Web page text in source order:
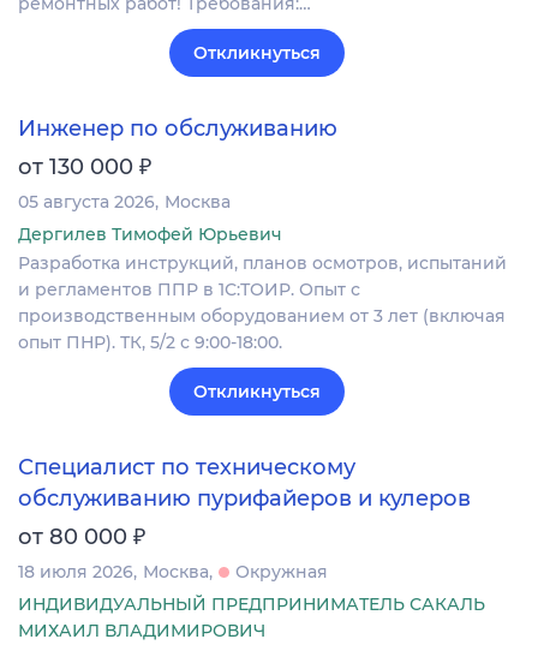
Откликнуться
Инженер по обслуживанию
от 130 000 ₽
05 августа 2026 Москва
Дергилев Тимофей Юрьевич
Разработка инструкций, планов осмотров, испытаний
и регламентов ППР в 1С:ТОИР. Опыт с
производственным оборудованием от 3 лет (включая
опыт ПНР). ТК, 5/2 с 9:00-18:00.
Откликнуться
Специалист по техническому
обслуживанию пурифайеров и кулеров
от 80 000 ₽
18 июля 2026 Москва
Окружная
ИНДИВИДУАЛЬНЫЙ ПРЕДПРИНИМАТЕЛЬ САКАЛЬ
МИХАИЛ ВЛАДИМИРОВИЧ